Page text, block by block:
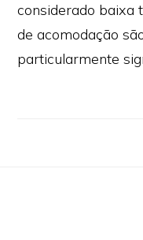
considerado baixa
de acomodação
particularmente